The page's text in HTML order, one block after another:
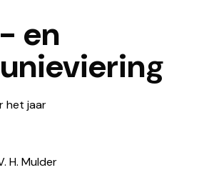
en
het jaar
H. Mulder